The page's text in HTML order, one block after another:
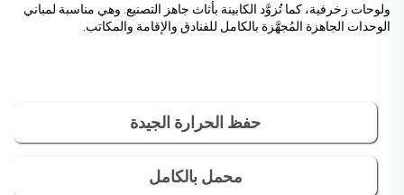
ولوحات زخرفية، كما تُزوَّد الكابينة بأثاث جاهز التصنيع. وهي مناسبة لمباني
الوحدات الجاهزة المُجهَّزة بالكامل للفنادق والإقامة والمكاتب.
حفظ الحرارة الجيدة
محمل بالكامل